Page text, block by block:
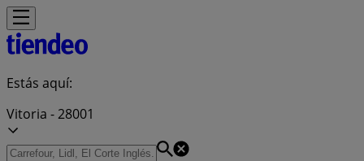
Estás aquí:
Vitoria - 28001